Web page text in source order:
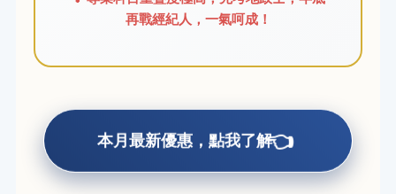
再戰經紀人，一氣呵成！
本月最新優惠，點我了解👈